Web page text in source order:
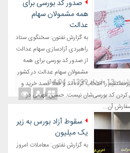
صدور کد بورسی برای
همه مشمولان سهام
عدالت
به گزارش نفتون: سخنگوی ستاد
راهبردی آزادسازی سهام عدالت
از صدور کد بورسی برای همه
مشمولان سهام عدالت در کشور
را انتخاب کرده‌اند و فعلا قصد خرید و
کردن کد بورسی‌شان نیست. حسین فهیمی در
آن...
1399 - 14:04
سقوط آزاد بورس به زیر
یک میلیون
به گزارش نفتون: معاملات امروز